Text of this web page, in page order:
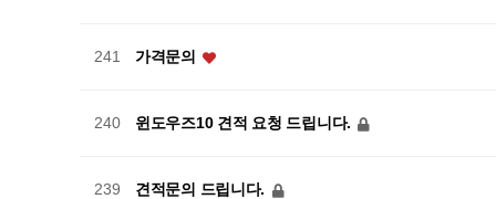
241 가격문의
240 윈도우즈10 견적 요청 드립니다.
239 견적문의 드립니다.